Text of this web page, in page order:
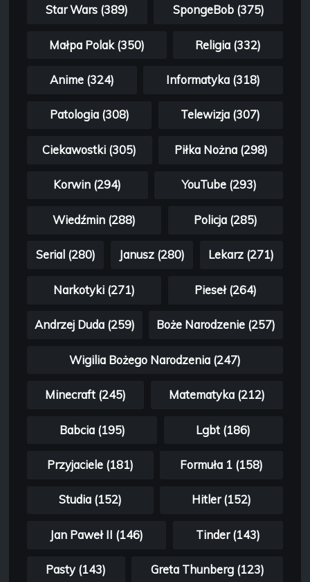
Star Wars (389) SpongeBob (375)
Małpa Polak (350) Religia (332)
Anime (324) Informatyka (318)
Patologia (308) Telewizja (307)
Ciekawostki (305) Piłka Nożna (298)
Korwin (294) YouTube (293)
Wiedźmin (288) Policja (285)
Serial (280) Janusz (280) Lekarz (271)
Narkotyki (271) Pieseł (264)
Andrzej Duda (259) Boże Narodzenie (257)
Wigilia Bożego Narodzenia (247)
Minecraft (245) Matematyka (212)
Babcia (195) Lgbt (186)
Przyjaciele (181) Formuła 1 (158)
Studia (152) Hitler (152)
Jan Paweł II (146) Tinder (143)
Pasty (143) Greta Thunberg (123)